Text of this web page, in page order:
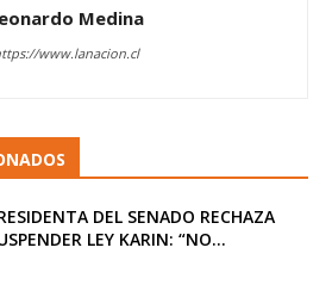
Medina
www.lanacion.cl
DEL SENADO RECHAZA
LEY KARIN: “NO...